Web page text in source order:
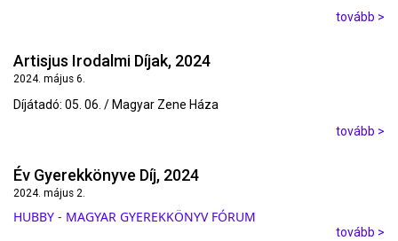
tovább >
Artisjus Irodalmi Díjak, 2024
2024. május 6.
Díjátadó: 05. 06. / Magyar Zene Háza
tovább >
Év Gyerekkönyve Díj, 2024
2024. május 2.
HUBBY - MAGYAR GYEREKKÖNYV FÓRUM
tovább >